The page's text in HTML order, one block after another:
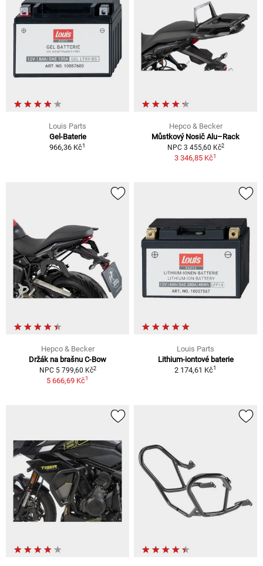
Louis Parts
Gel-Baterie
966,36 Kč1
Hepco & Becker
Můstkový Nosič Alu–Rack
NPC 3 455,60 Kč2
3 346,85 Kč1
Hepco & Becker
Držák na brašnu C-Bow
NPC 5 799,60 Kč2
5 666,69 Kč1
Louis Parts
Lithium-iontové baterie
2 174,61 Kč1